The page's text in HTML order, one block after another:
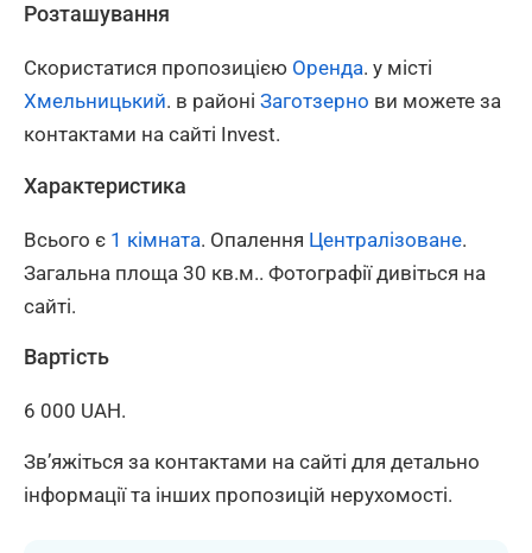
Розташування
Скористатися пропозицією Оренда. у місті
Хмельницький. в районі Заготзерно ви можете за
контактами на сайті Invest.
Характеристика
Всього є 1 кімната. Опалення Централізоване.
Загальна площа 30 кв.м.. Фотографії дивіться на
сайті.
Вартість
6 000 UAH.
Зв’яжіться за контактами на сайті для детально
інформації та інших пропозицій нерухомості.